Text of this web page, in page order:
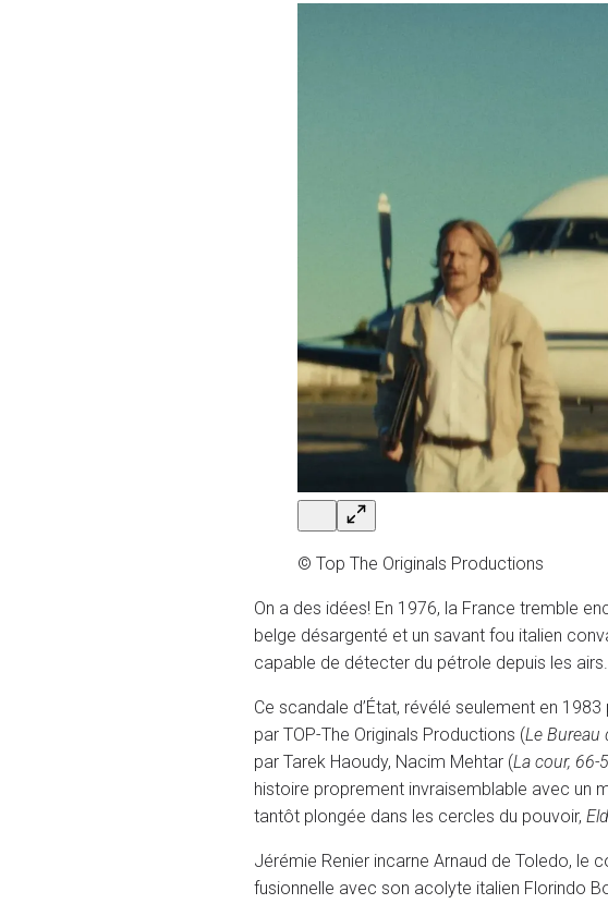
© Top The Originals Productions
On a des idées! En 1976, la France tremble
belge désargenté et un savant fou italien
capable de détecter du pétrole depuis les
Ce scandale d’État, révélé seulement en 1983
par TOP-The Originals Productions (Le Bureau
par Tarek Haoudy, Nacim Mehtar (La cour, 66-5
histoire proprement invraisemblable avec un
tantôt plongée dans les cercles du pouvoir,
Jérémie Renier incarne Arnaud de Toledo, le
fusionnelle avec son acolyte italien Florindo